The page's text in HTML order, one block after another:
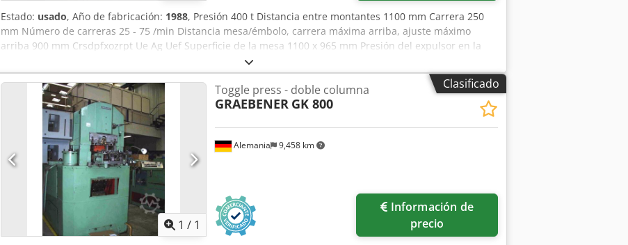
Estado: usado, Año de fabricación: 1988, Presión 400 t Distancia entre montantes 1100 mm Carrera 250
mm Número de carreras 25 - 75 /min Distancia mesa/émbolo, carrera máxima arriba, ajuste máximo
arriba 900 mm Crsdpfxozrpt Ue Ag Uef Superficie de la mesa 1100 x 965 mm Presión del expulsor en la
mesa 30 t Carrera del expulsor en la mesa 80 mm Presión del expulsor en el émbolo 3 t Carrera del
expulsor en el émbolo 60 / 70 mm Superficie del émbolo 980 x 800 mm Paso lateral entre montantes 800
mm Ajuste del émbolo 20 mm Potencia de accionamiento 80,0 + 5,5 kW Peso 47,0 t Espacio requerido
(AnxPxAl) 3,5 x 3,3 x 6,0 m Peso del armario de control 1,4 t Espacio requerido armario de control (AnxPxAl)
4,9 x 0,5 x 2,6 m Prensa de embutición en frío multietapa con accionamiento articulado con accionamiento
regulable sin escalonamientos, combinación hidráulica de embrague y freno (Ortlinghaus), protección
hidráulica contra sobrecarga en el émbolo, ajuste motorizado del émbolo, cilindro de compensación
neumático en el bastidor de la prensa, expulsor en la mesa de accionamiento por levas (30 t / 80 mm),
expulsor neumático en el émbolo (3 t, 60 mm), lubricación central motorizada.
Clasificado
1 / 1
Alemania 9,458 km
Toggle press - doble columna
GRAEBENER GK 800
precio